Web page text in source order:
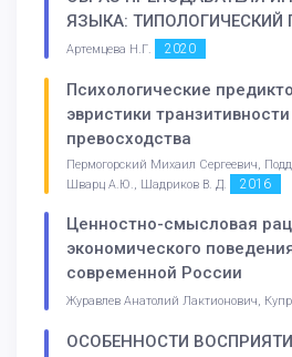
ЯЗЫКА:
Артемцева Н.Г. 2020
Психологические
эвристики
превосходства
Пермогорский Михаил Сергеевич,
Шварц А.Ю., Шадриков В. Д.
2016
Ценностно-смысловая
экономического
современной России
Журавлев Анатолий Лактионович,
ОСОБЕННОСТИ